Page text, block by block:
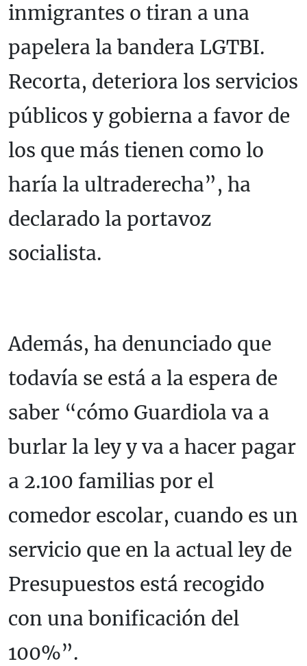
inmigrantes o tiran a una
papelera la bandera LGTBI.
Recorta, deteriora los servicios
públicos y gobierna a favor de
los que más tienen como lo
haría la ultraderecha”, ha
declarado la portavoz
socialista.
Además, ha denunciado que
todavía se está a la espera de
saber “cómo Guardiola va a
burlar la ley y va a hacer pagar
a 2.100 familias por el
comedor escolar, cuando es un
servicio que en la actual ley de
Presupuestos está recogido
con una bonificación del
100%”.